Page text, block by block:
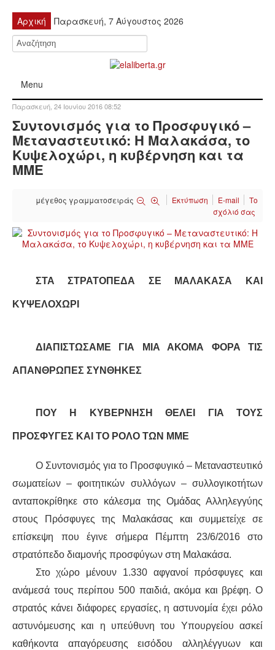
Αρχική Παρασκευή, 7 Αύγουστος 2026
Menu
ΚΙΝΗΤΟΠΟΙΉΣΕΙΣ
ΑΝΑΚΟΙΝΏΣΕΙΣ
ΑΝΑΛΎΣΕΙΣ
ΚΌΣΜΟΣ
ΒΌΡΕΙΑ ΑΜΕΡΙΚΉ
ΛΑΤΙΝΙΚΉ ΑΜΕΡΙΚΉ
ΑΣΊΑ / ΩΚΕΑΝΊΑ
ΑΦΡΙΚΉ
ΕΡΓΑΤΙΚΌ ΚΊΝΗΜΑ
ΚΙΝΗΤΟΠΟΙΉΣΕΙΣ
Παρασκευή, 24 Ιουνίου 2016 08:52
Συντονισμός για το Προσφυγικό –
Μεταναστευτικό: H Μαλακάσα, το
Κυψελοχώρι, η κυβέρνηση και τα
ΜΜΕ
μέγεθος γραμματοσειράς Εκτύπωση E-mail
Το
σχόλιό σας
ΣΤΑ ΣΤΡΑΤΟΠΕΔΑ ΣΕ ΜΑΛΑΚΑΣΑ ΚΑΙ
ΚΥΨΕΛΟΧΩΡΙ
ΔΙΑΠΙΣΤΩΣΑΜΕ ΓΙΑ ΜΙΑ ΑΚΟΜΑ ΦΟΡΑ ΤΙΣ
ΑΠΑΝΘΡΩΠΕΣ ΣΥΝΘΗΚΕΣ
ΠΟΥ Η ΚΥΒΕΡΝΗΣΗ ΘΕΛΕΙ ΓΙΑ ΤΟΥΣ
ΠΡΟΣΦΥΓΕΣ ΚΑΙ ΤΟ ΡΟΛΟ ΤΩΝ ΜΜΕ
Ο Συντονισμός για το Προσφυγικό – Μεταναστευτικό
σωματείων – φοιτητικών συλλόγων – συλλογικοτήτων
ανταποκρίθηκε στο κάλεσμα της Ομάδας Αλληλεγγύης
στους Πρόσφυγες της Μαλακάσας και συμμετείχε σε
επίσκεψη που έγινε σήμερα Πέμπτη 23/6/2016 στο
στρατόπεδο διαμονής προσφύγων στη Μαλακάσα.
Στο χώρο μένουν 1.330 αφγανοί πρόσφυγες και
ανάμεσά τους περίπου 500 παιδιά, ακόμα και βρέφη. Ο
στρατός κάνει διάφορες εργασίες, η αστυνομία έχει ρόλο
αστυνόμευσης και η υπεύθυνη του Υπουργείου ασκεί
καθήκοντα απαγόρευσης εισόδου αλληλέγγυων και